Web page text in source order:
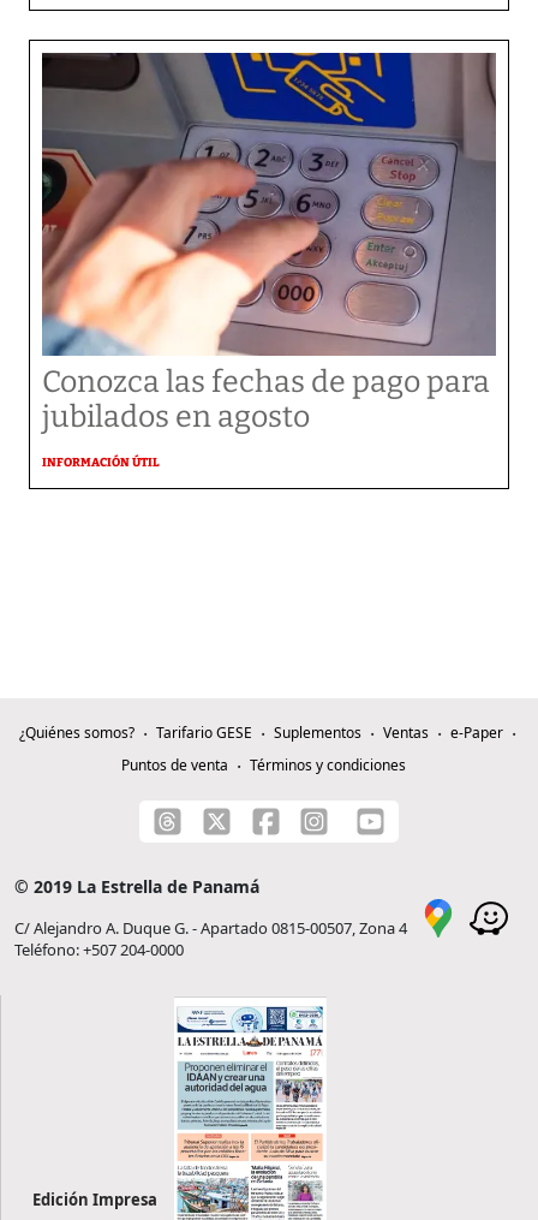
Conozca las fechas de pago para
jubilados en agosto
INFORMACIÓN ÚTIL
¿Quiénes somos? Tarifario GESE Suplementos Ventas
e-Paper
Puntos de venta
Términos y condiciones
© 2019 La Estrella de Panamá
C/ Alejandro A. Duque G. - Apartado 0815-00507, Zona 4
Teléfono: +507 204-0000
Edición Impresa